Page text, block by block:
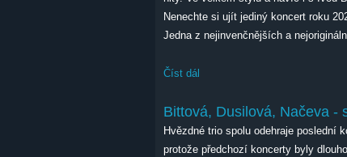
Nenechte si ujít jediný koncert roku
Jedna z nejinvenčnějších a
Číst dál
Bittová, Dusilová, Načeva -
Hvězdné trio spolu odehraje poslední
protože předchozí koncerty byly